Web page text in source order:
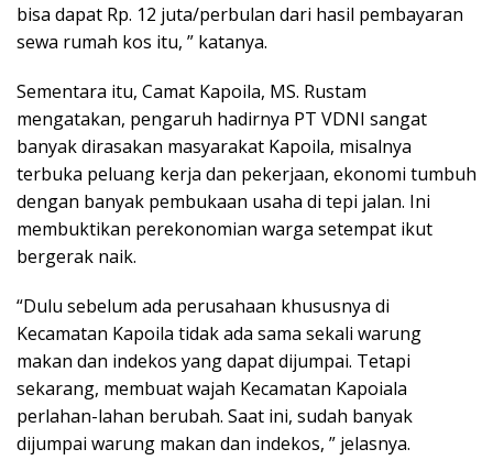
bisa dapat Rp. 12 juta/perbulan dari hasil pembayaran
sewa rumah kos itu, ” katanya.
Sementara itu, Camat Kapoila, MS. Rustam
mengatakan, pengaruh hadirnya PT VDNI sangat
banyak dirasakan masyarakat Kapoila, misalnya
terbuka peluang kerja dan pekerjaan, ekonomi tumbuh
dengan banyak pembukaan usaha di tepi jalan. Ini
membuktikan perekonomian warga setempat ikut
bergerak naik.
“Dulu sebelum ada perusahaan khususnya di
Kecamatan Kapoila tidak ada sama sekali warung
makan dan indekos yang dapat dijumpai. Tetapi
sekarang, membuat wajah Kecamatan Kapoiala
perlahan-lahan berubah. Saat ini, sudah banyak
dijumpai warung makan dan indekos, ” jelasnya.